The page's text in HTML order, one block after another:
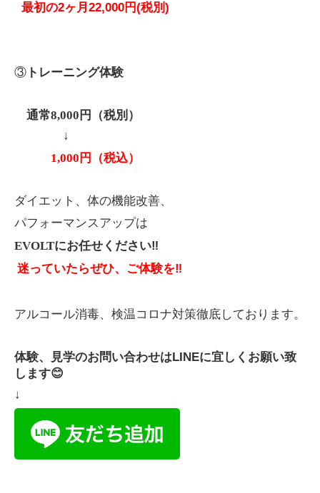
最初の2ヶ月22,000円(税別)
③ トレーニング体験
通常8,000 円（税別）
↓
1,000 円（税込）
ダイエット、体の機能改善、
パフォーマンスアップは
EVOLTにお任せください‼️
迷っていたらぜひ、ご体験を‼️
アルコール消毒、検温コロナ対策徹底しております。
体験、見学のお問い合わせはLINEに宜しくお願い致
します😊
↓